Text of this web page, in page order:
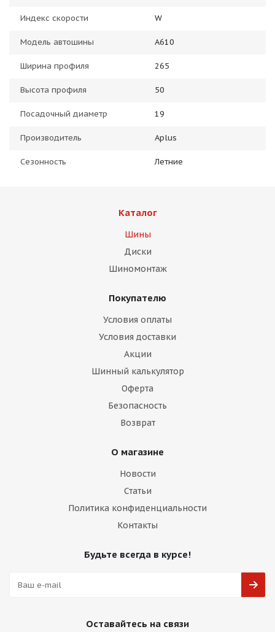
Индекс скорости W
Модель автошины A610
Ширина профиля 265
Высота профиля 50
Посадочный диаметр 19
Производитель Aplus
Сезонность Летние
Каталог
Шины
Диски
Шиномонтаж
Покупателю
Условия оплаты
Условия доставки
Акции
Шинный калькулятор
Оферта
Безопасность
Возврат
О магазине
Новости
Статьи
Политика конфиденциальности
Контакты
Будьте всегда в курсе!
Оставайтесь на связи